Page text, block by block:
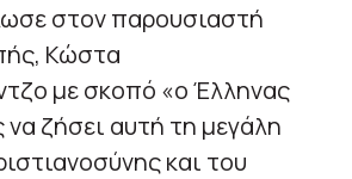
στον παρουσιαστή
Κώστα
με σκοπό «ο Έλληνας
ζήσει αυτή τη μεγάλη
και του